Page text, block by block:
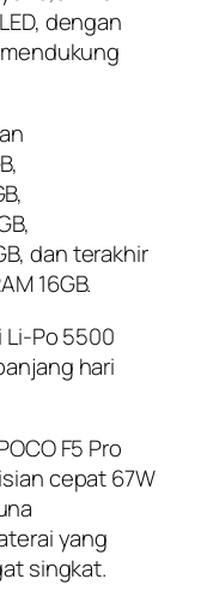
dengan
dan terakhir
16GB.
Li-Po 5500
hari
F5 Pro
cepat 67W
yang
singkat.